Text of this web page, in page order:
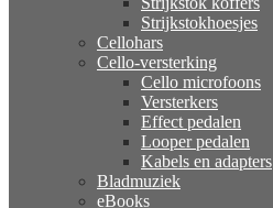
Strijkstokhoesjes
Cellohars
Cello-versterking
Cello microfoons
Versterkers
Effect pedalen
Looper pedalen
Kabels en adapters
Bladmuziek
eBooks